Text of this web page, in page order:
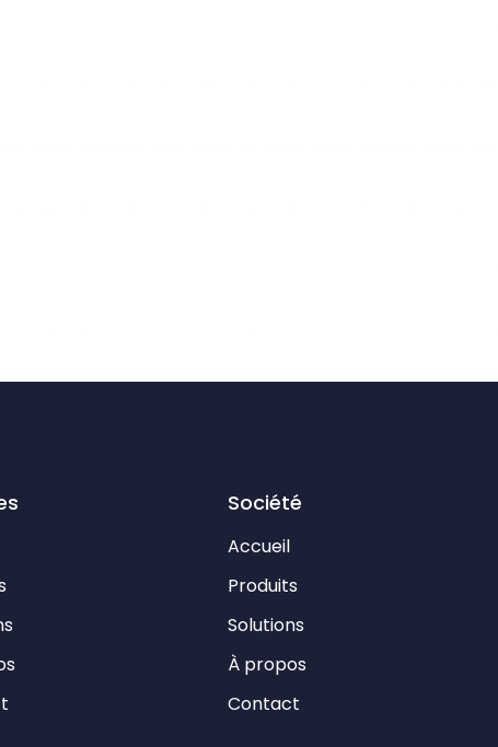
Société
Accueil
Produits
Solutions
À propos
Contact